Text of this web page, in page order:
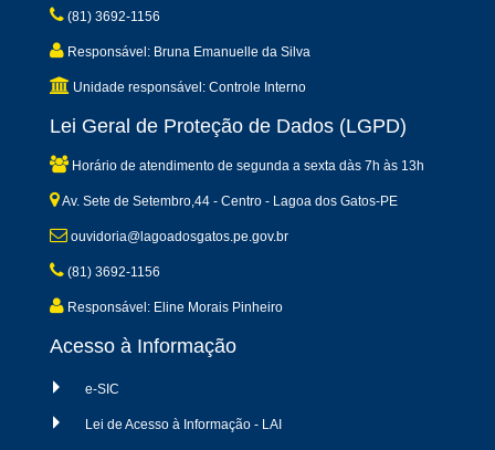
(81) 3692-1156
Responsável: Bruna Emanuelle da Silva
Unidade responsável: Controle Interno
Lei Geral de Proteção de Dados (LGPD)
Horário de atendimento de segunda a sexta dàs 7h às 13h
Av. Sete de Setembro,44 - Centro - Lagoa dos Gatos-PE
ouvidoria@lagoadosgatos.pe.gov.br
(81) 3692-1156
Responsável: Eline Morais Pinheiro
Acesso à Informação
e-SIC
Lei de Acesso à Informação - LAI